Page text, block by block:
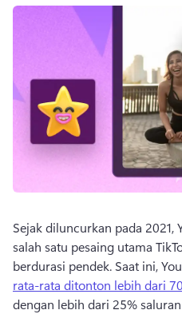
Sejak diluncurkan pada 2021,
salah satu pesaing utama
berdurasi pendek. Saat ini,
rata-rata ditonton lebih dari
dengan lebih dari 25%